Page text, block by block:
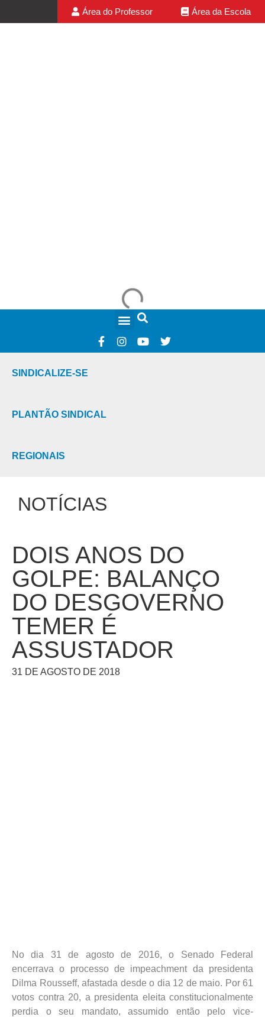
Área do Professor Área da Escola
SINDICALIZE-SE
PLANTÃO SINDICAL
REGIONAIS
NOTÍCIAS
DOIS ANOS DO
GOLPE: BALANÇO
DO DESGOVERNO
TEMER É
ASSUSTADOR
31 DE AGOSTO DE 2018
No dia 31 de agosto de 2016, o Senado Federal
encerrava o processo de impeachment da presidenta
Dilma Rousseff, afastada desde o dia 12 de maio. Por 61
votos contra 20, a presidenta eleita constitucionalmente
perdia o seu mandato, assumido então pelo vice-